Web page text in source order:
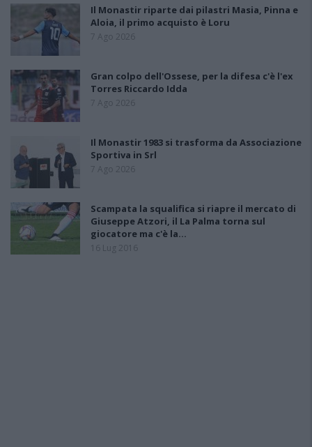
Il Monastir riparte dai pilastri Masia, Pinna e
Aloia, il primo acquisto è Loru
7 Ago 2026
Gran colpo dell'Ossese, per la difesa c'è l'ex
Torres Riccardo Idda
7 Ago 2026
Il Monastir 1983 si trasforma da Associazione
Sportiva in Srl
7 Ago 2026
Scampata la squalifica si riapre il mercato di
Giuseppe Atzori, il La Palma torna sul
giocatore ma c'è la…
16 Lug 2016